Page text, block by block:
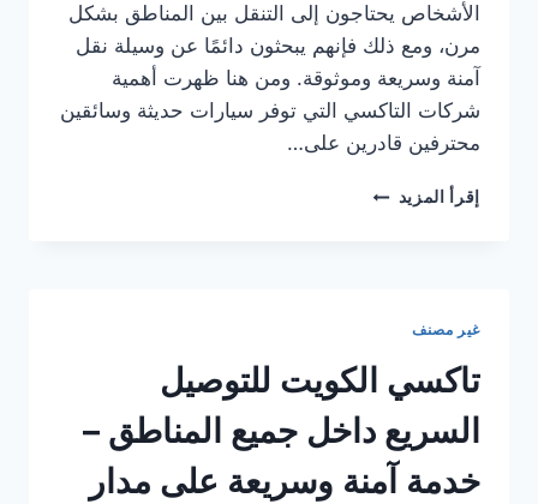
الأشخاص يحتاجون إلى التنقل بين المناطق بشكل
مرن، ومع ذلك فإنهم يبحثون دائمًا عن وسيلة نقل
آمنة وسريعة وموثوقة. ومن هنا ظهرت أهمية
شركات التاكسي التي توفر سيارات حديثة وسائقين
محترفين قادرين على…
إقرأ المزيد تاكسي
رحلات
آمنة
وسريعة
غير مصنف
تاكسي الكويت للتوصيل
السريع داخل جميع المناطق –
خدمة آمنة وسريعة على مدار